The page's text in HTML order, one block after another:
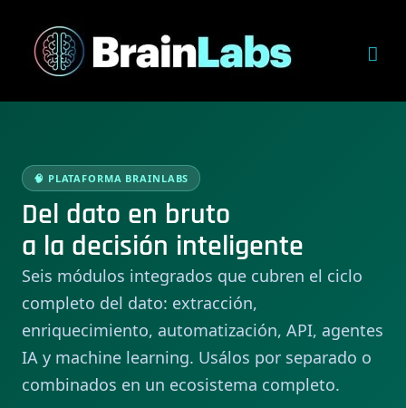
content
🧠 PLATAFORMA BRAINLABS
Del dato en bruto
a la decisión inteligente
Seis módulos integrados que cubren el ciclo
completo del dato: extracción,
enriquecimiento, automatización, API, agentes
IA y machine learning. Usálos por separado o
combinados en un ecosistema completo.